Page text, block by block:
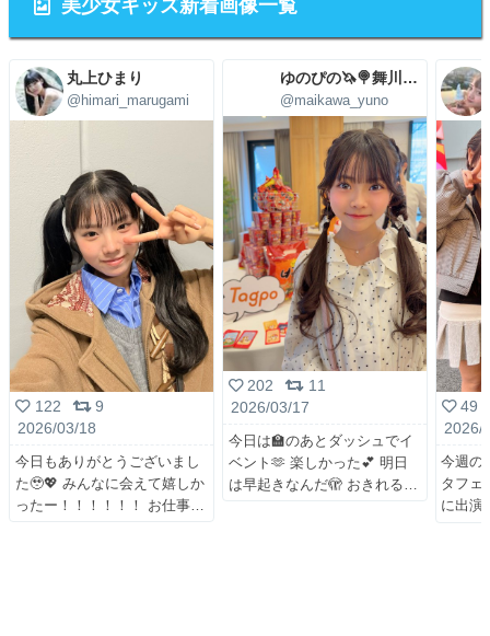
美少女キッズ新着画像一覧
丸上ひまり
@himari_marugami
122
9
2026/03/18
今日もありがとうございまし
た🥹💖 みんなに会えて嬉しか
ったー！！！！！！ お仕事
ゆのぴの🦄🍭舞川ゆの🩷4/29(水)㊗5周年LIVE
@maikawa_yuno
202
11
2026/03/17
今日は🏫のあとダッシュでイ
ベント🫶 楽しかった💕 明日
は早起きなんだ🫣 おきれる
49
2026/
今週の
タフェ
に出演